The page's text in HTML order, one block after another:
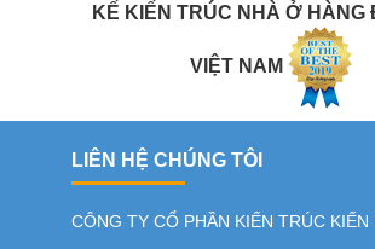
KẾ KIẾN TRÚC NHÀ Ở HÀNG
VIỆT NAM
LIÊN HỆ CHÚNG TÔI
CÔNG TY CỔ PHẦN KIẾN TRÚC